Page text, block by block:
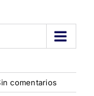
comentarios